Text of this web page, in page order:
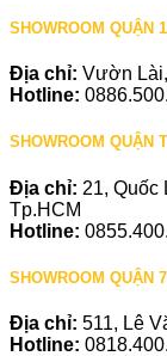
SHOWROOM QUẬN
Địa chỉ: Vườn
Hotline:
SHOWROOM QUẬN
Địa chỉ: 21, Quốc
Tp.HCM
Hotline:
SHOWROOM QUẬN
Địa chỉ: 511, Lê
Hotline: